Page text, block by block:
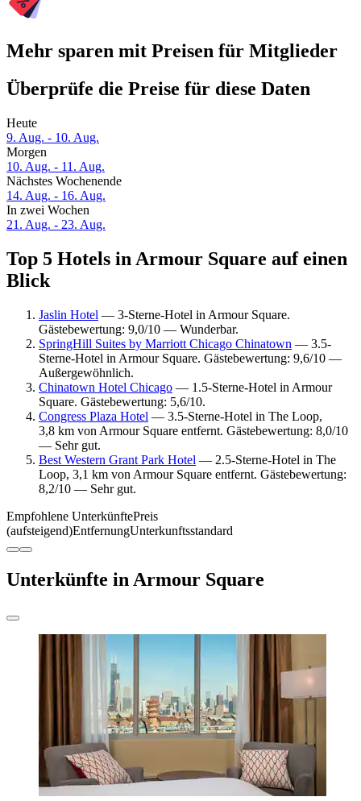
Mehr sparen mit Preisen für Mitglieder
Überprüfe die Preise für diese Daten
Heute
9. Aug. - 10. Aug.
Morgen
10. Aug. - 11. Aug.
Nächstes Wochenende
14. Aug. - 16. Aug.
In zwei Wochen
21. Aug. - 23. Aug.
Top 5 Hotels in Armour Square auf einen
Blick
Jaslin Hotel — 3-Sterne-Hotel in Armour Square.
Gästebewertung: 9,0/10 — Wunderbar.
SpringHill Suites by Marriott Chicago Chinatown — 3.5-
Sterne-Hotel in Armour Square. Gästebewertung: 9,6/10 —
Außergewöhnlich.
Chinatown Hotel Chicago — 1.5-Sterne-Hotel in Armour
Square. Gästebewertung: 5,6/10.
Congress Plaza Hotel — 3.5-Sterne-Hotel in The Loop,
3,8 km von Armour Square entfernt. Gästebewertung: 8,0/10
— Sehr gut.
Best Western Grant Park Hotel — 2.5-Sterne-Hotel in The
Loop, 3,1 km von Armour Square entfernt. Gästebewertung:
8,2/10 — Sehr gut.
Empfohlene UnterkünftePreis
(aufsteigend)EntfernungUnterkunftsstandard
Unterkünfte in Armour Square